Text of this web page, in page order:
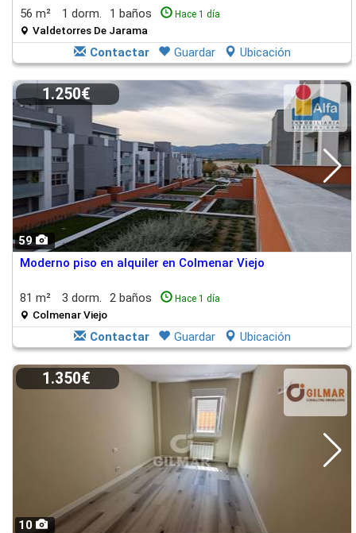
56 m² 1 dorm. 1 baños Hace 1 día
Valdetorres De Jarama
Contactar Guardar Ubicación
59
1.250€
Moderno piso en alquiler en Colmenar Viejo
81 m² 3 dorm. 2 baños Hace 1 día
Colmenar Viejo
Contactar Guardar Ubicación
10
1.350€